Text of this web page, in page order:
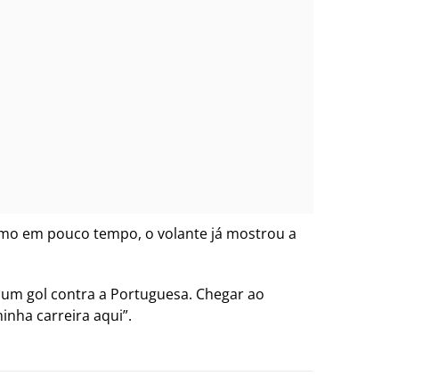
em pouco tempo, o volante já mostrou a
gol contra a Portuguesa. Chegar ao
carreira aqui”.